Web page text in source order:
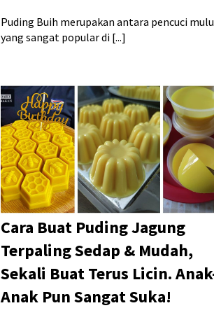
Puding Buih merupakan antara pencuci
yang sangat popular di [...]
Cara Buat Puding Jagung
Terpaling Sedap & Mudah,
Sekali Buat Terus Licin.
Anak Pun Sangat Suka!